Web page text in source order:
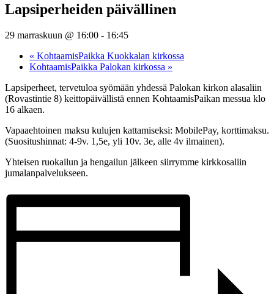
Lapsiperheiden päivällinen
29 marraskuun @ 16:00 - 16:45
« KohtaamisPaikka Kuokkalan kirkossa
KohtaamisPaikka Palokan kirkossa »
Lapsiperheet, tervetuloa syömään yhdessä Palokan kirkon alasaliin
(Rovastintie 8) keittopäivällistä ennen KohtaamisPaikan messua klo
16 alkaen.
Vapaaehtoinen maksu kulujen kattamiseksi: MobilePay, korttimaksu.
(Suositushinnat: 4-9v. 1,5e, yli 10v. 3e, alle 4v ilmainen).
Yhteisen ruokailun ja hengailun jälkeen siirrymme kirkkosaliin
jumalanpalvelukseen.